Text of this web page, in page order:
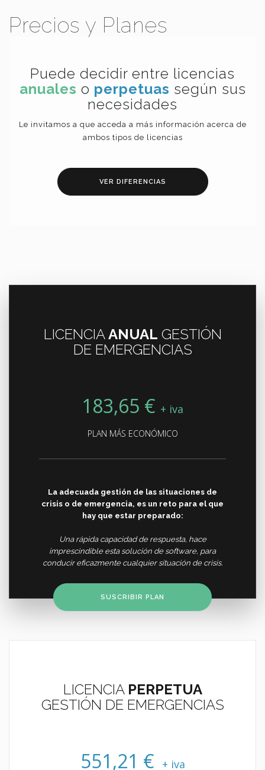
Precios y Planes
Puede decidir entre licencias
anuales o perpetuas según sus
necesidades
Le invitamos a que acceda a más información acerca de
ambos tipos de licencias
VER DIFERENCIAS
LICENCIAANUAL GESTIÓN
DE EMERGENCIAS
183,65 € + iva
PLAN MÁS ECONÓMICO
La adecuada gestión de las situaciones de
crisis o de emergencia, es un reto para el que
hay que estar preparado:
Una rápida capacidad de respuesta, hace
imprescindible esta solución de software, para
conducir eficazmente cualquier situación de crisis.
SUSCRIBIR PLAN
LICENCIA PERPETUA
GESTIÓN DE EMERGENCIAS
551,21 € + iva